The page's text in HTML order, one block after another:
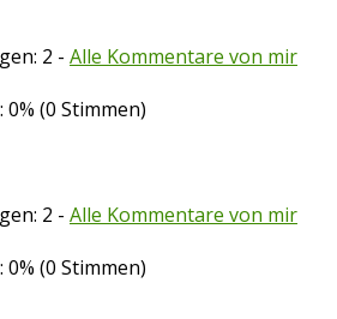
2 - Alle Kommentare von mir
(0 Stimmen)
2 - Alle Kommentare von mir
(0 Stimmen)